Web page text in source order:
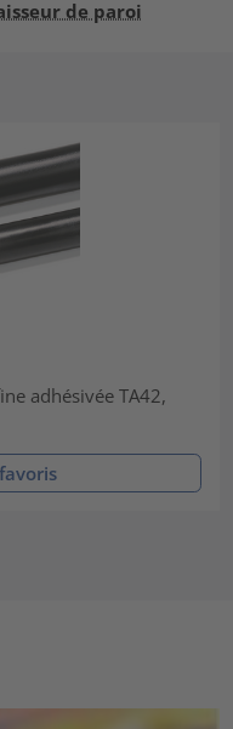
de paroi
adhésivée TA42,